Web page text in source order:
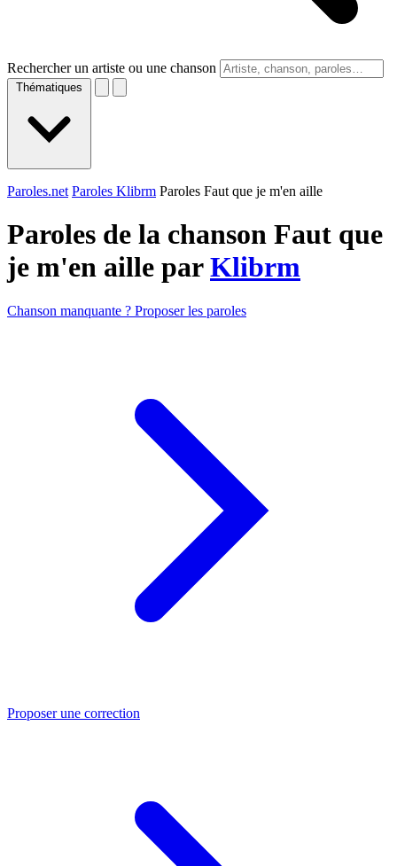
Rechercher un artiste ou une chanson
Thématiques
Paroles.net Paroles Klibrm Paroles Faut que je m'en aille
Paroles de la chanson Faut que
je m'en aille parKlibrm
Chanson manquante ? Proposer les paroles
Proposer une correction